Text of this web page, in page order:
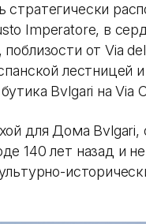
стратегически
Imperatore, в
от Via
лестницей и
Bvlgari на Via
для Дома Bvlgari,
140 лет назад и